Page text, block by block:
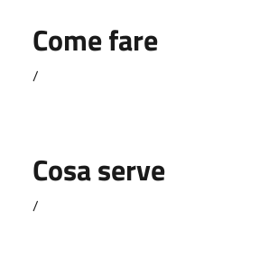
Come fare
/
Cosa serve
/